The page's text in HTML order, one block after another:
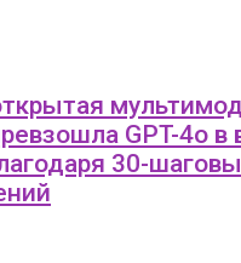
GPT-4o в
30-